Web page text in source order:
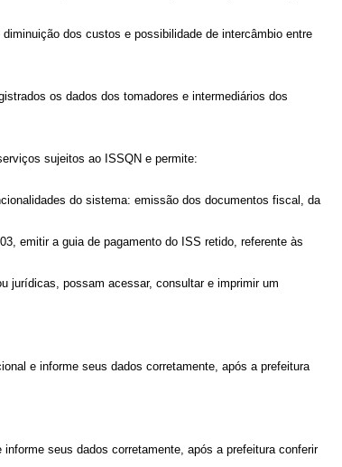
dos custos e possibilidade de intercâmbio entre
os dados dos tomadores e intermediários dos
sujeitos ao ISSQN e permite:
do sistema: emissão dos documentos fiscal, da
emitir a guia de pagamento do ISS retido, referente às
jurídicas, possam acessar, consultar e imprimir um
e informe seus dados corretamente, após a prefeitura
seus dados corretamente, após a prefeitura conferir